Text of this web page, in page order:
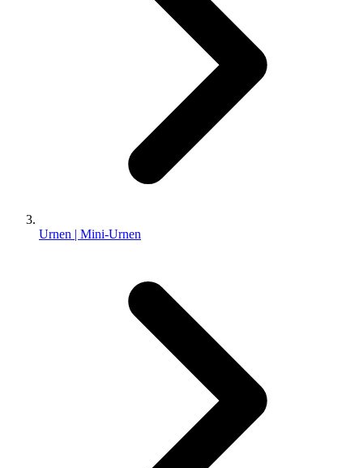
Urnen | Mini-Urnen